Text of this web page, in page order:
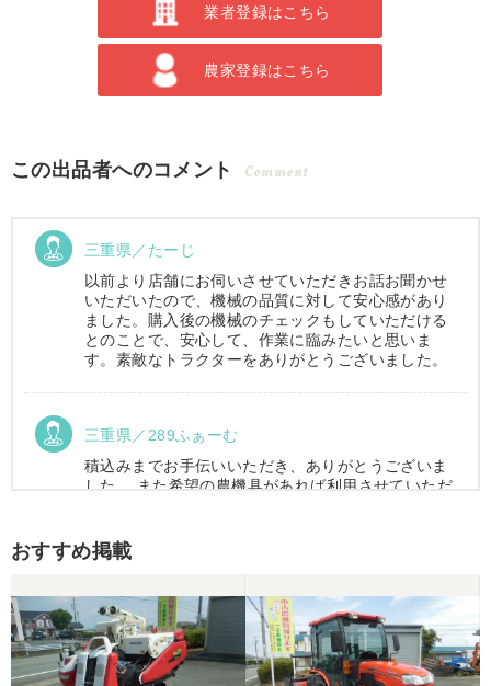
業者登録はこちら
農家登録はこちら
この出品者へのコメント Comment
三重県／たーじ
以前より店舗にお伺いさせていただきお話お聞かせ
いただいたので、機械の品質に対して安心感があり
ました。購入後の機械のチェックもしていただける
とのことで、安心して、作業に臨みたいと思いま
す。素敵なトラクターをありがとうございました。
三重県／289ふぁーむ
積込みまでお手伝いいただき、ありがとうございま
した。 また希望の農機具があれば利用させていただ
この度はお世話になりました。また、機会があれば
よろしくお願いします。
おすすめ掲載